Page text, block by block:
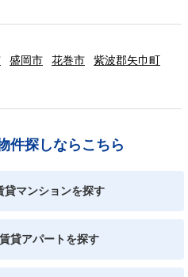
盛岡市 花巻市
紫波郡矢巾町
件探しならこちら
貸マンションを探す
貸アパートを探す